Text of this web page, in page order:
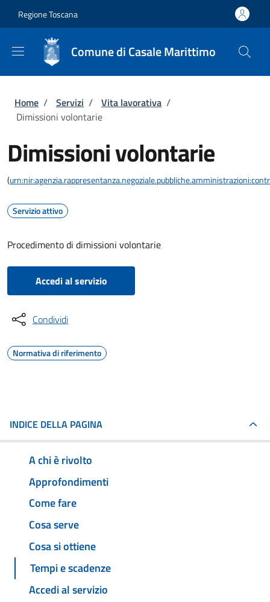
Regione Toscana
Comune di Casale Marittimo
Briciole di pane
Home / Servizi / Vita lavorativa /
Dimissioni volontarie
Dimissioni volontarie
(
Servizio attivo
Procedimento di dimissioni volontarie
Accedi al servizio
Condividi
Normativa di riferimento
INDICE DELLA PAGINA
A chi è rivolto
Approfondimenti
Come fare
Cosa serve
Cosa si ottiene
Tempi e scadenze
Accedi al servizio